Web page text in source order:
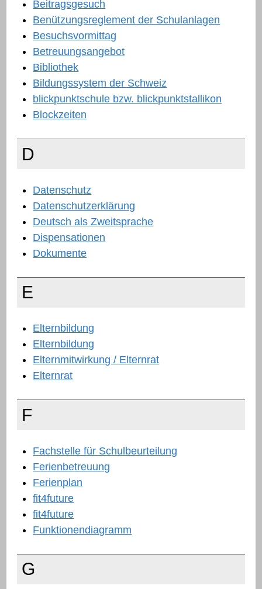
Beitragsgesuch
Benützungsreglement der Schulanlagen
Besuchsvormittag
Betreuungsangebot
Bibliothek
Bildungssystem der Schweiz
blickpunktschule bzw. blickpunktstallikon
Blockzeiten
D
Datenschutz
Datenschutzerklärung
Deutsch als Zweitsprache
Dispensationen
Dokumente
E
Elternbildung
Elternbildung
Elternmitwirkung / Elternrat
Elternrat
F
Fachstelle für Schulbeurteilung
Ferienbetreuung
Ferienplan
fit4future
fit4future
Funktionendiagramm
G